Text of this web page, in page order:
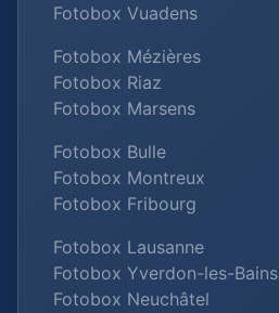
Fotobox Vuadens
Fotobox Mézières
Fotobox Riaz
Fotobox Marsens
Fotobox Bulle
Fotobox Montreux
Fotobox Fribourg
Fotobox Lausanne
Fotobox Yverdon-les-Bains
Fotobox Neuchâtel